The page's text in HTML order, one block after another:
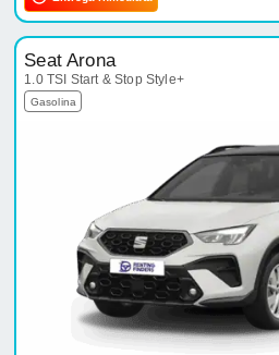
Seat Arona
1.0 TSI Start & Stop Style+
Gasolina